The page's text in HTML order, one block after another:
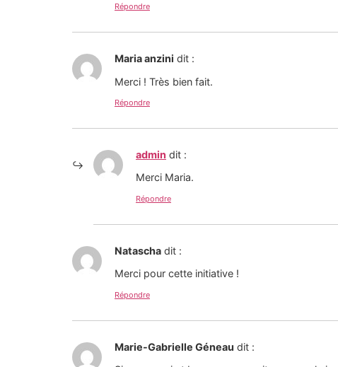
Répondre
Maria anzini dit :
Merci ! Très bien fait.
Répondre
admin dit :
Merci Maria.
Répondre
Natascha dit :
Merci pour cette initiative !
Répondre
Marie-Gabrielle Géneau dit :